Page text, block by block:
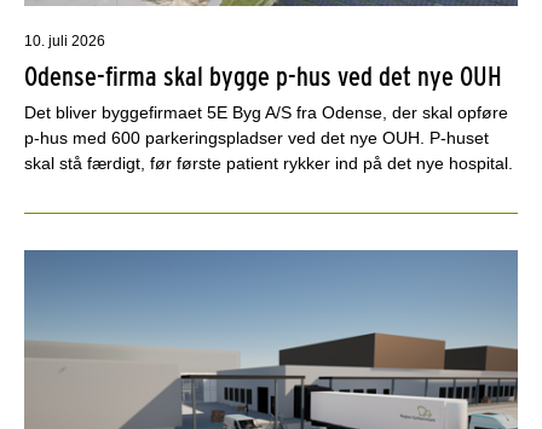
10. juli 2026
Odense-firma skal bygge p-hus ved det nye OUH
Det bliver byggefirmaet 5E Byg A/S fra Odense, der skal opføre
p-hus med 600 parkeringspladser ved det nye OUH. P-huset
skal stå færdigt, før første patient rykker ind på det nye hospital.